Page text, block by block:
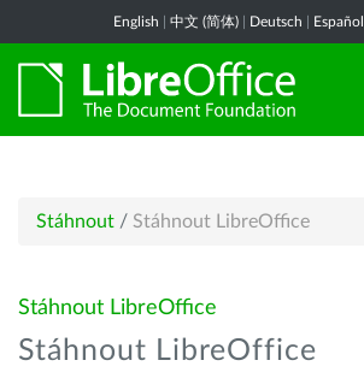
English 中文 (简体) Deutsch Español
Stáhnout / Stáhnout LibreOffice
Stáhnout LibreOffice
Stáhnout LibreOffice